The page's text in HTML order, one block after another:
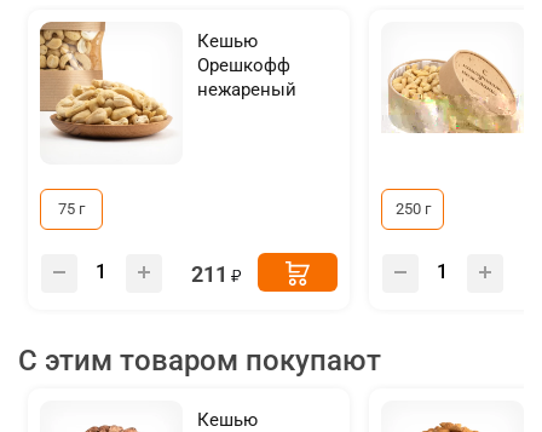
Кешью
Орешкофф
нежареный
75 г
211
250 г
С этим товаром покупают
Кешью